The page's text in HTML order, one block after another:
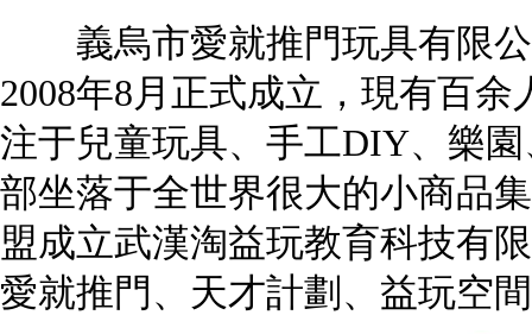
義烏市愛就推門玩具有限公
2008年8月正式成立，現有百
注于兒童玩具、手工DIY、樂
部坐落于全世界很大的小商品
盟成立武漢淘益玩教育科技有
愛就推門、天才計劃、益玩空